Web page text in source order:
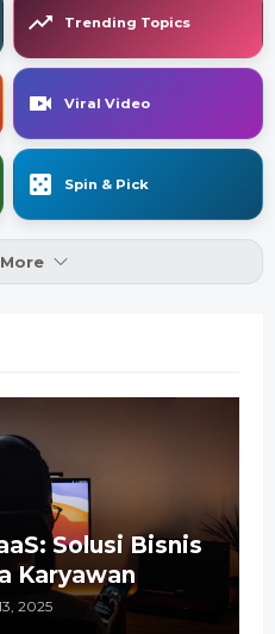
Trending Topics
Viral Video
Spin & Pick
Solusi Bisnis
Karyawan
2025